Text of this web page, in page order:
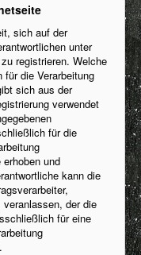
sich auf der
unter
registrieren. Welche
für die Verarbeitung
sich aus der
verwendet
für die
und
kann die
der die
für eine